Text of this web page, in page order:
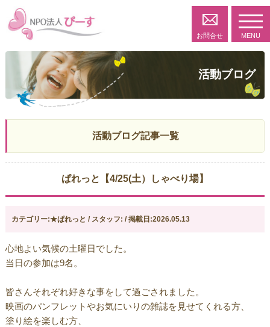
お問合せ MENU
活動ブログ
活動ブログ記事一覧
ぱれっと【4/25(土）しゃべり場】
カテゴリー:★ぱれっと / スタッフ: / 掲載日:2026.05.13
心地よい気候の土曜日でした。
当日の参加は9名。
皆さんそれぞれ好きな事をして過ごされました。
映画のパンフレットやお気にいりの雑誌を見せてくれる方、
塗り絵を楽しむ方、